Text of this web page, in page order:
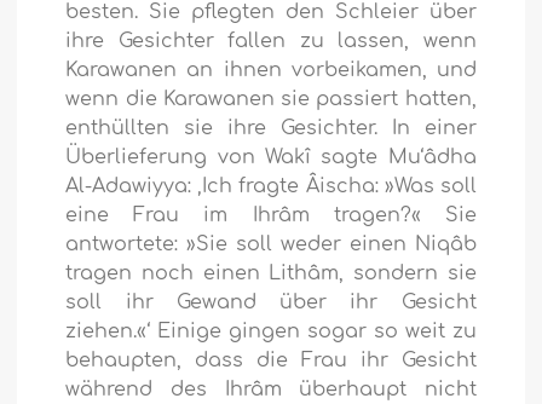
besten. Sie pflegten den Schleier über
ihre Gesichter fallen zu lassen, wenn
Karawanen an ihnen vorbeikamen, und
wenn die Karawanen sie passiert hatten,
enthüllten sie ihre Gesichter. In einer
Überlieferung von Wakî sagte Mu‘âdha
Al-Adawiyya: ‚Ich fragte Âischa: »Was soll
eine Frau im Ihrâm tragen?« Sie
antwortete: »Sie soll weder einen Niqâb
tragen noch einen Lithâm, sondern sie
soll ihr Gewand über ihr Gesicht
ziehen.«‘ Einige gingen sogar so weit zu
behaupten, dass die Frau ihr Gesicht
während des Ihrâm überhaupt nicht